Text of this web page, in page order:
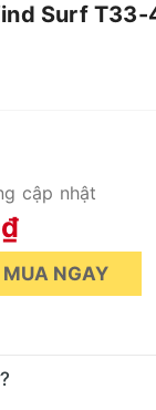
Surf
cập nhật
MUA NGAY